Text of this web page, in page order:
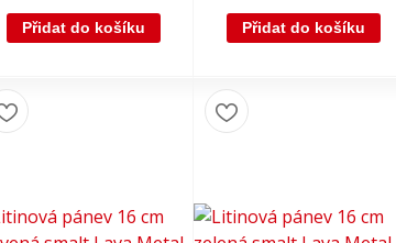
Přidat do košíku Přidat do košíku